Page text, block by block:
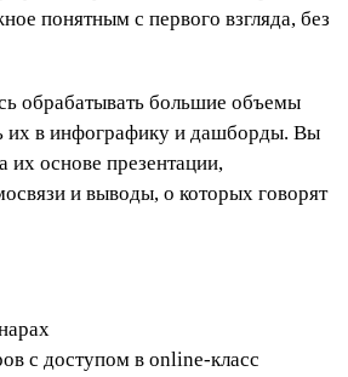
понятным с первого взгляда, без
обрабатывать большие объемы
их в инфографику и дашборды. Вы
их основе презентации,
и выводы, о которых говорят
с доступом в online-класс